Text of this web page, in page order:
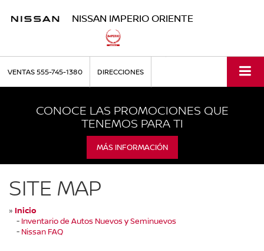
NISSAN IMPERIO ORIENTE
VENTAS555-745-1380 DIRECCIONES
CONOCE LAS PROMOCIONES QUE
TENEMOS PARA TI
MÁS INFORMACIÓN
SITE MAP
» Inicio
- Inventario de Autos Nuevos y Seminuevos
- Nissan FAQ